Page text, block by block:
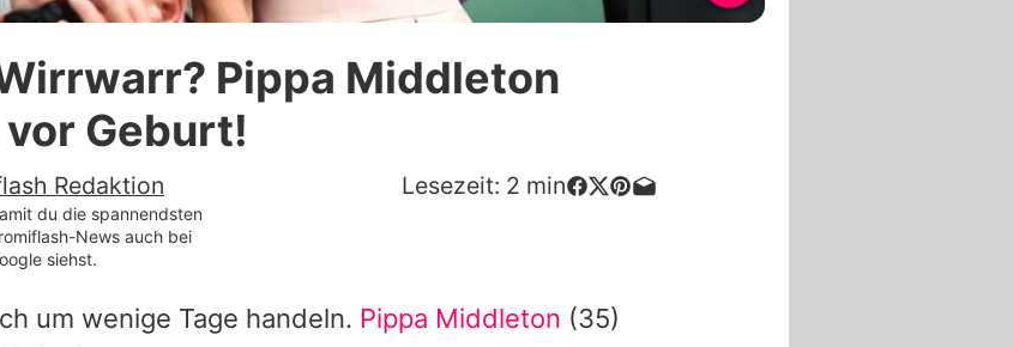
Datenschutzerklärung
Nutzungsbedingungen
Utiq verwalten
Pippa Middleton
Geburt!
Redaktion Lesezeit: 2 min
du die spannendsten
News auch bei
siehst.
um wenige Tage handeln. Pippa Middleton (35)